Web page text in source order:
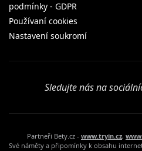
podmínky - GDPR
Používaní cookies
Nastavení soukromí
Sledujte nás na
Partneři Bety.cz - www.tryin.cz,
Své náměty a připomínky k obsahu